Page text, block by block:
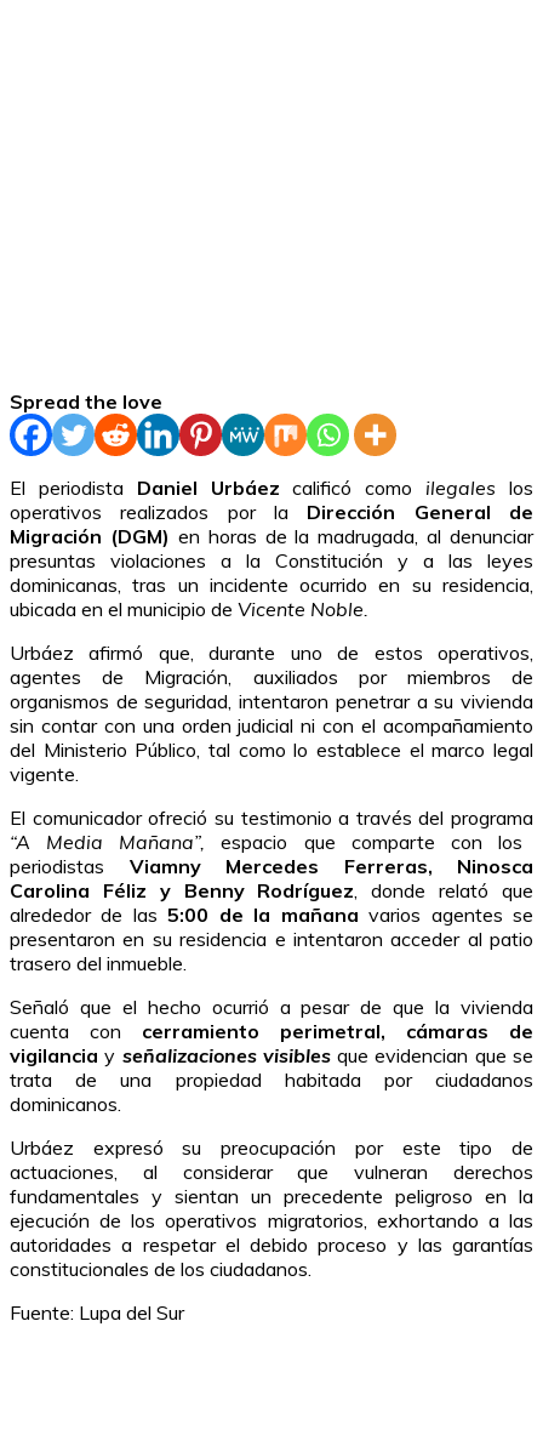
Spread the love
El periodista Daniel Urbáez calificó como ilegales los
operativos realizados por la Dirección General de
Migración (DGM) en horas de la madrugada, al denunciar
presuntas violaciones a la Constitución y a las leyes
dominicanas, tras un incidente ocurrido en su residencia,
ubicada en el municipio de Vicente Noble.
Urbáez afirmó que, durante uno de estos operativos,
agentes de Migración, auxiliados por miembros de
organismos de seguridad, intentaron penetrar a su vivienda
sin contar con una orden judicial ni con el acompañamiento
del Ministerio Público, tal como lo establece el marco legal
vigente.
El comunicador ofreció su testimonio a través del programa
“A Media Mañana”,
espacio que comparte con los
periodistas Viamny Mercedes Ferreras, Ninosca
Carolina Féliz y Benny Rodríguez , donde relató que
alrededor de las5:00 de la mañana varios agentes se
presentaron en su residencia e intentaron acceder al patio
trasero del inmueble.
Señaló que el hecho ocurrió a pesar de que la vivienda
cuenta con cerramiento perimetral, cámaras de
vigilancia y señalizaciones visiblesque evidencian que se
trata de una propiedad habitada por ciudadanos
dominicanos.
Urbáez expresó su preocupación por este tipo de
actuaciones, al considerar que vulneran derechos
fundamentales y sientan un precedente peligroso en la
ejecución de los operativos migratorios, exhortando a las
autoridades a respetar el debido proceso y las garantías
constitucionales de los ciudadanos.
Fuente: Lupa del Sur